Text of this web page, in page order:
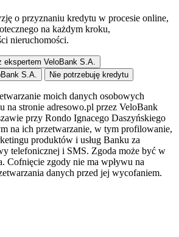
o przyznaniu kredytu w procesie online,
na każdym kroku,
nieruchomości.
VeloBank S.A.
S.A.
Nie potrzebuję kredytu
moich danych osobowych
na stronie adresowo.pl przez VeloBank
przy Rondo Ignacego Daszyńskiego
na ich przetwarzanie, w tym profilowanie,
produktów i usług Banku za
telefonicznej i SMS. Zgoda może być w
Cofnięcie zgody nie ma wpływu na
danych przed jej wycofaniem.